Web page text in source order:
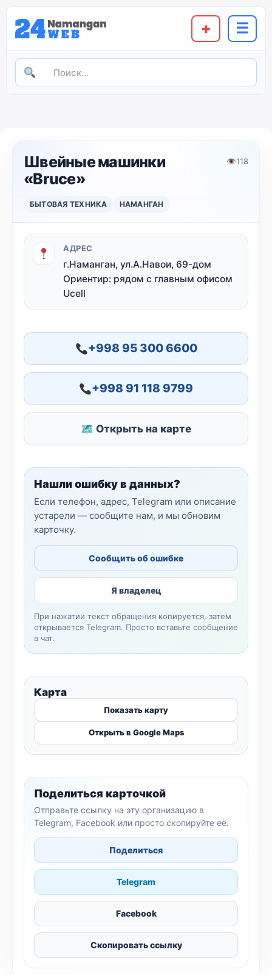
+ ☰
Швейные машинки
«Bruce»
👁118
БЫТОВАЯ ТЕХНИКА НАМАНГАН
АДРЕС
г.Наманган, ул.А.Навои, 69-дом
Ориентир: рядом с главным офисом
Ucell
+998 95 300 6600
+998 91 118 9799
🗺 Открыть на карте
Нашли ошибку в данных?
Если телефон, адрес, Telegram или описание
устарели — сообщите нам, и мы обновим
карточку.
Сообщить об ошибке
Я владелец
При нажатии текст обращения копируется, затем
открывается Telegram. Просто вставьте сообщение
в чат.
Карта
Показать карту
Открыть в Google Maps
Поделиться карточкой
Отправьте ссылку на эту организацию в
Telegram, Facebook или просто скопируйте её.
Поделиться
Telegram
Facebook
Скопировать ссылку